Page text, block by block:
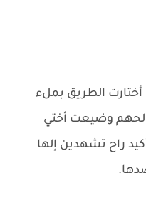
الطريق بملء
وضيعت أختي
راح تشهدين إلها